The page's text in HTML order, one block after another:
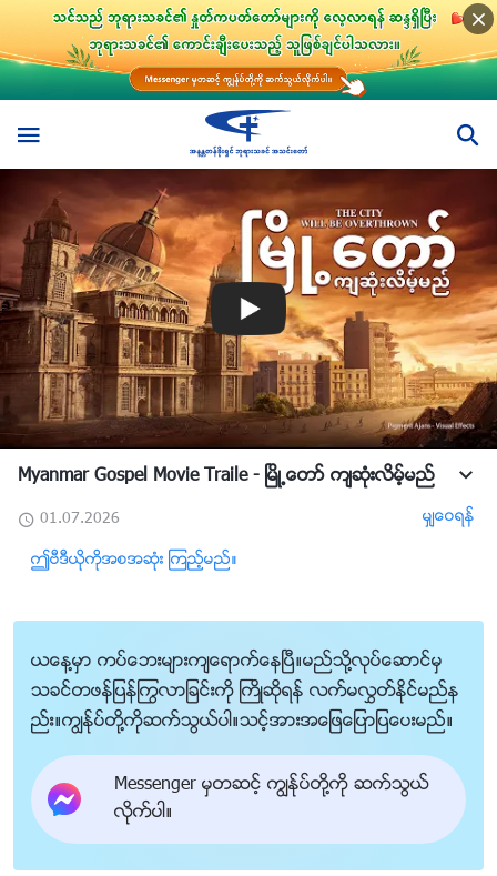
Myanmar Gospel Movie Traile - ၿမိဳ႕ေတာ္ က်ဆုံးလိမ့္မည္
01.07.2026
မွ်ေဝရန္
ဤဗီဒီယိုကိုအစအဆုံး ၾကည့္မည္။
ယေန႔မွာ ကပ္ေဘးမ်ားက်ေရာက္ေနၿပီ။မည္သို႔လုပ္ေဆာင္မွ
သခင္တဖန္ျပန္ႂကြလာျခင္းကို ႀကိဳဆိုရန္ လက္မလႊတ္ႏိုင္မည္န
ည္း။ကြၽန္ုပ္တို႔ကိုဆက္သြယ္ပါ။သင့္အားအေျဖေျပာျပေပးမည္။
Messenger မွတဆင့္ ကြၽန္ုပ္တို႔ကို ဆက္သြယ္
လိုက္ပါ။